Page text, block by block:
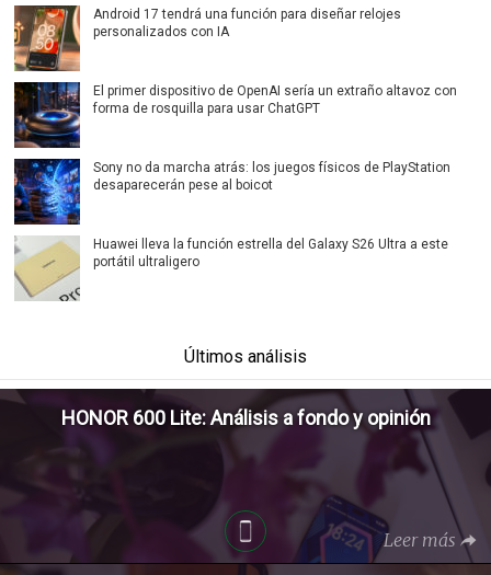
Android 17 tendrá una función para diseñar relojes
personalizados con IA
El primer dispositivo de OpenAI sería un extraño altavoz con
forma de rosquilla para usar ChatGPT
Sony no da marcha atrás: los juegos físicos de PlayStation
desaparecerán pese al boicot
Huawei lleva la función estrella del Galaxy S26 Ultra a este
portátil ultraligero
Últimos análisis
HONOR 600 Lite: Análisis a fondo y opinión
Leer más